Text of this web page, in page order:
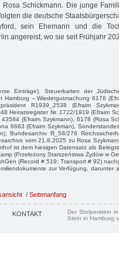
Schickmann. Die junge
die deutsche
sein Ehemann und die
angereist, wo sie seit Frühjahr
Einträge). Steuerkarten der
Hamburg – Wiedergutmachung 6176
R1939_2538 (Efraim
Heiratsregister Nr. 1722/1919 (Efraim
(Efraim Szykmann), 6178 (Rosa
6663 (Efraim Szykman),
Bundesarchiv R_58/276
vom 21.8.2025 zu Rosa
ist dem hiesigen Datensatz als
(Przełożony Starszeństwa Żydów w
(Record # 519; Transport # 92)
zur Verfügung, darunter
/ Seitenanfang
KONTAKT
Der Stolperstein
Stein in Hamburg